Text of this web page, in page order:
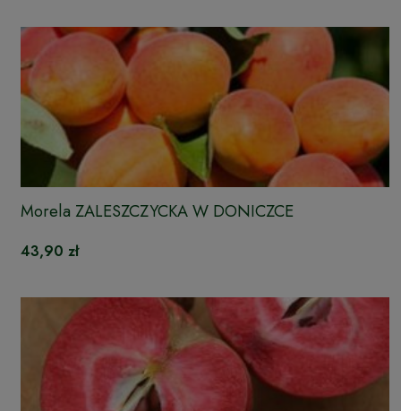
Morela ZALESZCZYCKA W DONICZCE
43,90 zł